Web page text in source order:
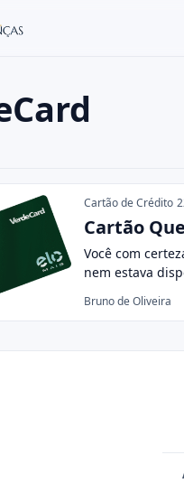
site
para buscar ou ESC para
Cartão de Crédito
Cartão
Você com
nem estava
Bruno de Oliveira